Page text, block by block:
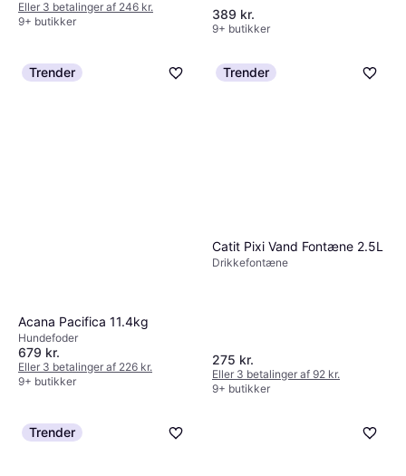
9+ butikker
Eller 3 betalinger af 246 kr.
9+ butikker
389 kr.
9+ butikker
Trender
Acana Pacifica 11.4kg
Hundefoder
679 kr.
Eller 3 betalinger af 226 kr.
9+ butikker
Trender
Catit Pixi Vand Fontæne 2.5L
Drikkefontæne
275 kr.
Eller 3 betalinger af 92 kr.
9+ butikker
Trender